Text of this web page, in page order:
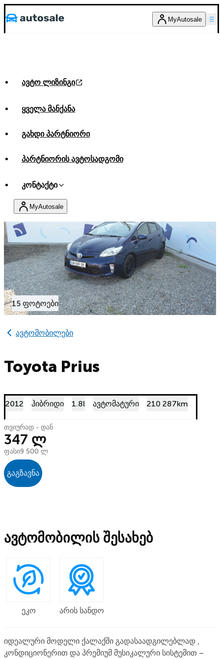
MyAutosale
ავტო ლიზინგი
ყველა მანქანა
გახდი პარტნიორი
პარტნიორის ავტოსადგომი
კონტაქტი
MyAutosale
15 ფოტოები
ავტომობილები
Toyota Prius
2012 ჰიბრიდი 1.8l ავტომატური 210 287km
თვიურად - დან
347 ლ
ფასი9 500 ლ
გაგზავნა
ავტომობილის შესახებ
ეკო არის სანდო
იდეალური მოდელი ქალაქში გადასაადგილებლად ,
კონდიციონერით და პრემიუმ მუსიკალური სისტემით –